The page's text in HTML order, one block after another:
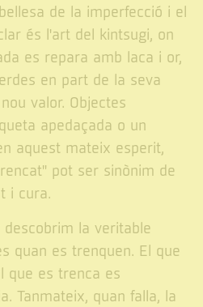
de la imperfecció i el
és l'art del kintsugi, on
es repara amb laca i or,
en part de la seva
valor. Objectes
apedaçada o un
aquest mateix esperit,
pot ser sinònim de
i cura.
la veritable
quan es trenquen. El que
que es trenca es
Tanmateix, quan falla, la